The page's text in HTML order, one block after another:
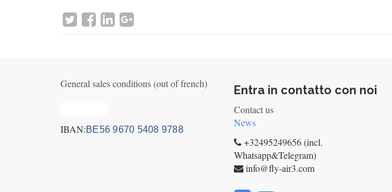
General sales conditions (out of french)
IBAN:BE56 9670 5408 9788
Entra in contatto con noi
Contact us
News
+32495249656 (incl.
Whatsapp&Telegram)
info@fly-air3.com